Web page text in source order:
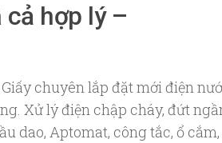
cả hợp lý –
chuyên lắp đặt mới điện
Xử lý điện chập cháy, đứt
dao, Aptomat, công tắc, ổ cắm,